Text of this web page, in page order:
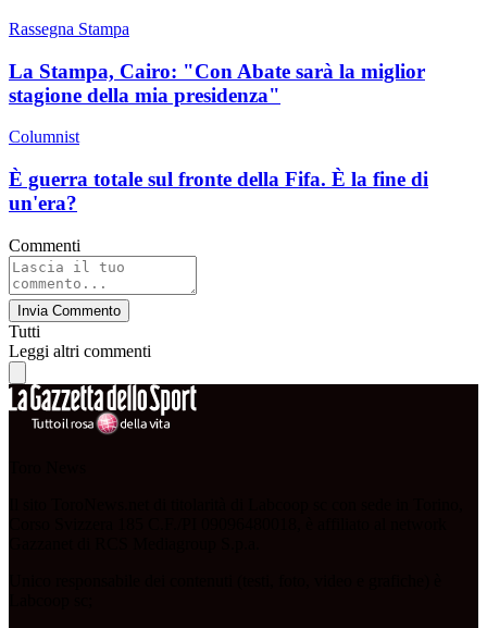
Rassegna Stampa
La Stampa, Cairo: "Con Abate sarà la miglior
stagione della mia presidenza"
Columnist
È guerra totale sul fronte della Fifa. È la fine di
un'era?
Commenti
Invia Commento
Tutti
Leggi altri commenti